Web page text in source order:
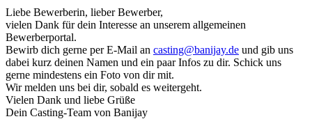
Liebe Bewerberin, lieber Bewerber,
vielen Dank für dein Interesse an unserem allgemeinen
Bewerberportal.
Bewirb dich gerne per E-Mail an casting@banijay.de und gib uns
dabei kurz deinen Namen und ein paar Infos zu dir. Schick uns
gerne mindestens ein Foto von dir mit.
Wir melden uns bei dir, sobald es weitergeht.
Vielen Dank und liebe Grüße
Dein Casting-Team von Banijay